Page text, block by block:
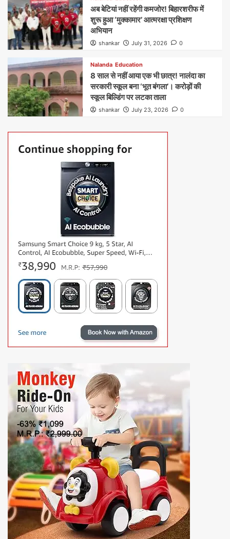
अब बेटियां नहीं रहेंगी कमजोर! बिहारशरीफ में
शुरू हुआ ‘मुक्कामार’ आत्मरक्षा प्रशिक्षण
अभियान
shankar July 31, 2026 0
Nalanda Education
8 साल से नहीं आया एक भी छात्र! नालंदा का
सरकारी स्कूल बना ‘भूत बंगला’। करोड़ों की
स्कूल बिल्डिंग पर लटका ताला
shankar July 23, 2026 0